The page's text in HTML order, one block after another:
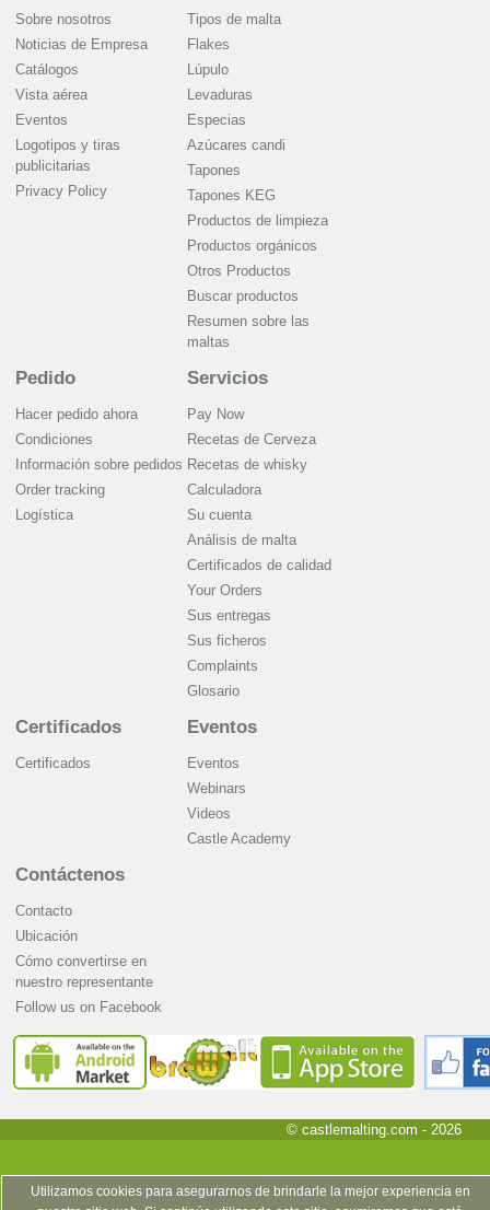
Sobre nosotros
Noticias de Empresa
Catálogos
Vista aérea
Eventos
Logotipos y tiras
publicitarias
Privacy Policy
Tipos de malta
Flakes
Lúpulo
Levaduras
Especias
Azúcares candi
Tapones
Tapones KEG
Productos de limpieza
Productos orgánicos
Otros Productos
Buscar productos
Resumen sobre las
maltas
Pedido
Hacer pedido ahora
Condiciones
Información sobre pedidos
Order tracking
Logística
Servicios
Pay Now
Recetas de Cerveza
Recetas de whisky
Calculadora
Su cuenta
Análisis de malta
Certificados de calidad
Your Orders
Sus entregas
Sus ficheros
Complaints
Glosario
Certificados
Certificados
Eventos
Eventos
Webinars
Videos
Castle Academy
Contáctenos
Contacto
Ubicación
Cómo convertirse en
nuestro representante
Follow us on Facebook
© castlemalting.com - 2026
Utilizamos cookies para asegurarnos de brindarle la mejor experiencia en